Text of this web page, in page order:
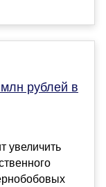
рублей в
увеличить